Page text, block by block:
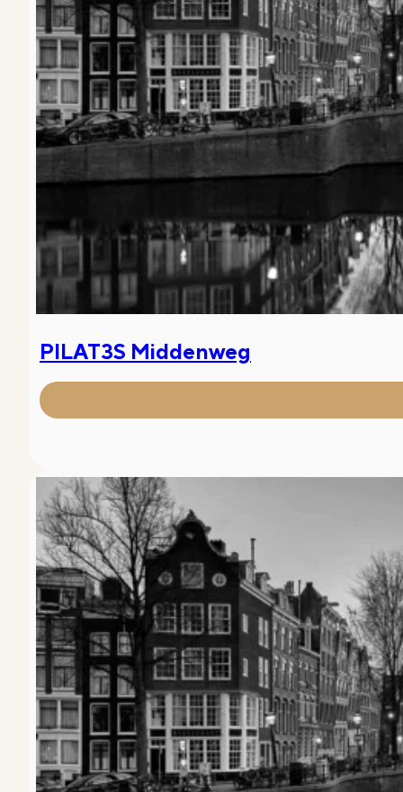
PILAT3S Middenweg